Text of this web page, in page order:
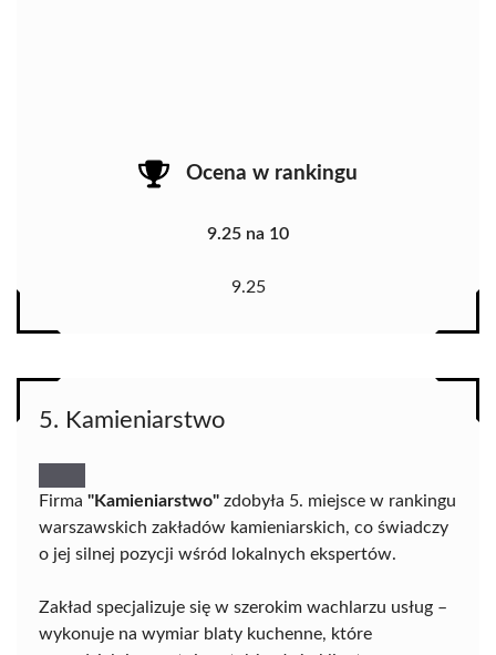
Ocena w rankingu
9.25 na 10
9.25
5. Kamieniarstwo
Firma "Kamieniarstwo" zdobyła 5. miejsce w rankingu
warszawskich zakładów kamieniarskich, co świadczy
o jej silnej pozycji wśród lokalnych ekspertów.
Zakład specjalizuje się w szerokim wachlarzu usług –
wykonuje na wymiar blaty kuchenne, które